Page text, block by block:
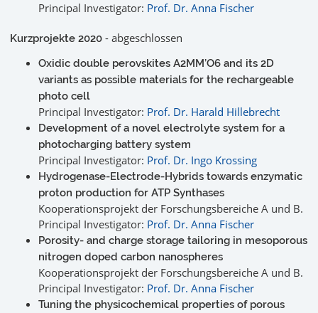
Principal Investigator: Prof. Dr. Anna Fischer
Kurzprojekte 2020 - abgeschlossen
Oxidic double perovskites A2MM’O6 and its 2D
variants as possible materials for the rechargeable
photo cell
Principal Investigator: Prof. Dr. Harald Hillebrecht
Development of a novel electrolyte system for a
photocharging battery system
Principal Investigator: Prof. Dr. Ingo Krossing
Hydrogenase-Electrode-Hybrids towards enzymatic
proton production for ATP Synthases
Kooperationsprojekt der Forschungsbereiche A und B.
Principal Investigator: Prof. Dr. Anna Fischer
Porosity- and charge storage tailoring in mesoporous
nitrogen doped carbon nanospheres
Kooperationsprojekt der Forschungsbereiche A und B.
Principal Investigator: Prof. Dr. Anna Fischer
Tuning the physicochemical properties of porous